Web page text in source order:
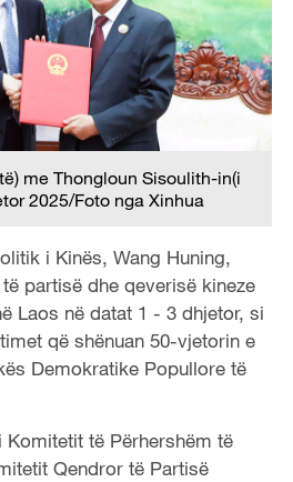
me Thongloun Sisoulith-in(i
2025/Foto nga Xinhua
i Kinës, Wang Huning,
partisë dhe qeverisë kineze
Laos në datat 1 - 3 dhjetor, si
që shënuan 50-vjetorin e
Demokratike Popullore të
Komitetit të Përhershëm të
Qendror të Partisë